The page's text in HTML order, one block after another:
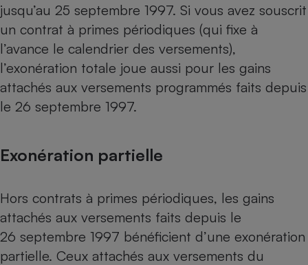
jusqu’au 25 septembre 1997. Si vous avez souscrit
un contrat à primes périodiques (qui fixe à
l’avance le calendrier des versements),
l’exonération totale joue aussi pour les gains
attachés aux versements programmés faits depuis
le 26 septembre 1997.
Exonération partielle
Hors contrats à primes périodiques, les gains
attachés aux versements faits depuis le
26 septembre 1997 bénéficient d’une exonération
partielle. Ceux attachés aux versements du